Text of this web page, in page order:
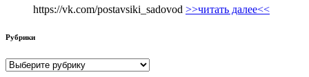
https://vk.com/postavsiki_sadovod >>читать далее<<
Рубрики
Рубрики